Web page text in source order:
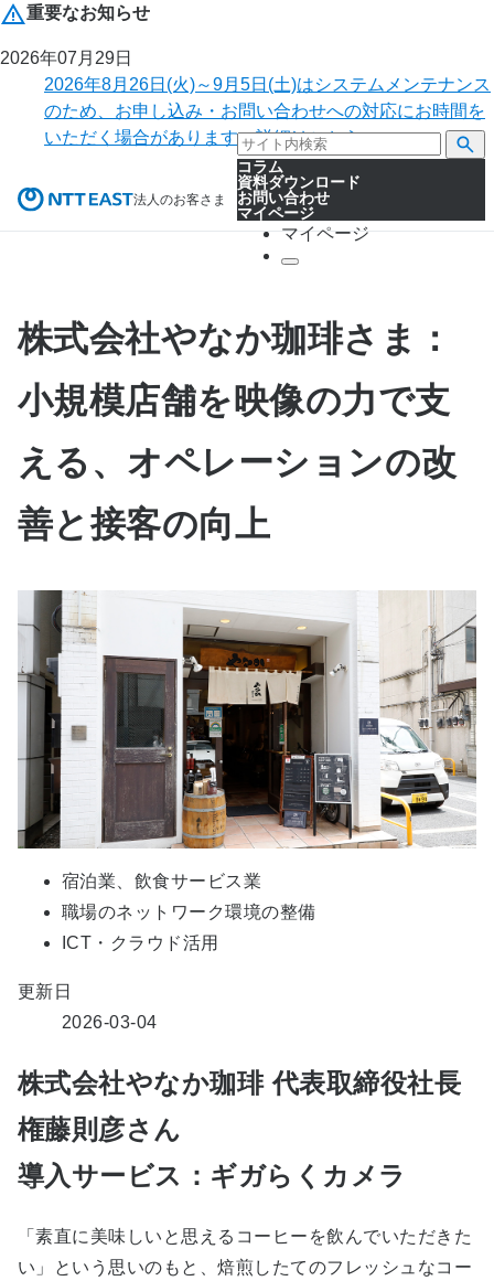
重要なお知らせ
2026年07月29日
2026年8月26日(火)～9月5日(土)はシステムメンテナンス
のため、お申し込み・お問い合わせへの対応にお時間を
いただく場合があります。詳細はこちら。
法人のお客さま
コラム
資料ダウンロード
お問い合わせ
マイページ
マイページ
株式会社やなか珈琲さま：
小規模店舗を映像の力で支
える、オペレーションの改
善と接客の向上
宿泊業、飲食サービス業
職場のネットワーク環境の整備
ICT・クラウド活用
更新日
2026-03-04
株式会社やなか珈琲 代表取締役社長
権藤則彦さん
導入サービス：ギガらくカメラ
「素直に美味しいと思えるコーヒーを飲んでいただきた
い」という思いのもと、焙煎したてのフレッシュなコー